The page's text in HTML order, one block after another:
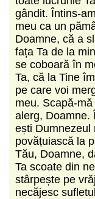
gândit. Întins-
meu ca un
Doamne, că a
fața Ta de la
se coboară în
Ta, că la Tine
pe care voi
meu. Scapă-
alerg, Doamne.
ești Dumnezeul
povățuiască la
Tău, Doamne,
Ta scoate din
stârpește pe
necăjesc